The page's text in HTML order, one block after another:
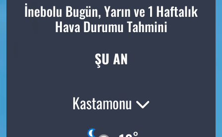
İnebolu Bugün, Yarın ve 1 Haftalık
Hava Durumu Tahmini
ŞU AN
Kastamonu
Süper Lig Puan Durumu ve Fikstür
Tüm Manşetler
Son Dakika Haberleri